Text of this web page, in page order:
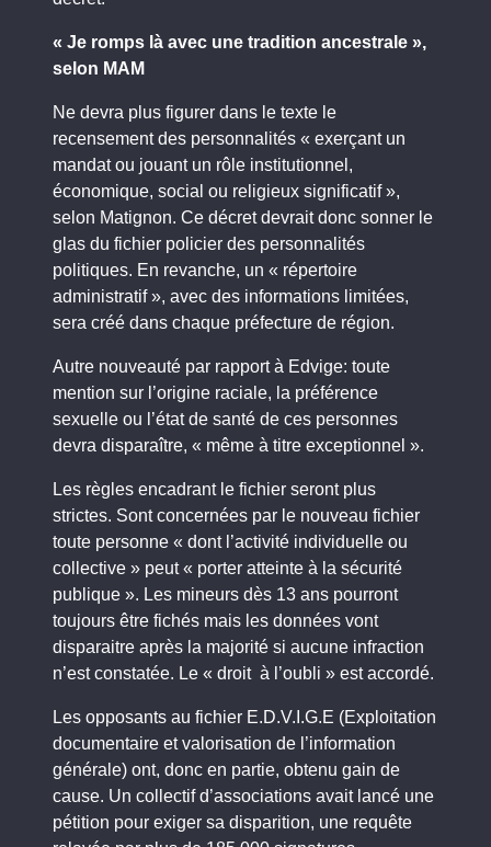
« Je romps là avec une tradition ancestrale »,
selon MAM
Ne devra plus figurer dans le texte le
recensement des personnalités « exerçant un
mandat ou jouant un rôle institutionnel,
économique, social ou religieux significatif »,
selon Matignon. Ce décret devrait donc sonner le
glas du fichier policier des personnalités
politiques. En revanche, un « répertoire
administratif », avec des informations limitées,
sera créé dans chaque préfecture de région.
Autre nouveauté par rapport à Edvige: toute
mention sur l’origine raciale, la préférence
sexuelle ou l’état de santé de ces personnes
devra disparaître, « même à titre exceptionnel ».
Les règles encadrant le fichier seront plus
strictes. Sont concernées par le nouveau fichier
toute personne « dont l’activité individuelle ou
collective » peut « porter atteinte à la sécurité
publique ». Les mineurs dès 13 ans pourront
toujours être fichés mais les données vont
disparaitre après la majorité si aucune infraction
n’est constatée. Le « droit à l’oubli » est accordé.
Les opposants au fichier E.D.V.I.G.E (Exploitation
documentaire et valorisation de l’information
générale) ont, donc en partie, obtenu gain de
cause. Un collectif d’associations avait lancé une
pétition pour exiger sa disparition, une requête